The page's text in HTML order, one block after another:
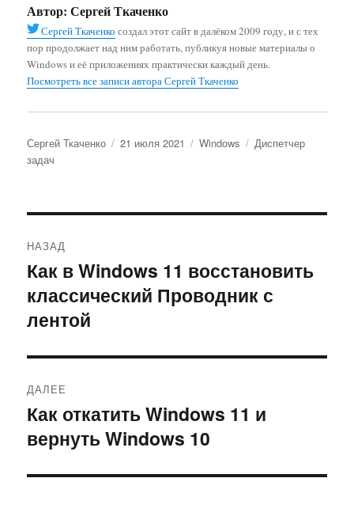
Автор: Сергей Ткаченко
Сергей Ткаченко создал этот сайт в далёком 2009 году, и с тех
пор продолжает над ним работать, публикуя новые материалы о
Windows и её приложениях практически каждый день.
Посмотреть все записи автора Сергей Ткаченко
Автор
Сергей Ткаченко Опубликовано
21 июля 2021 Рубрики
Windows Метки
Диспетчер
задач
по
записям
НАЗАД
Предыдущая
запись:
Как в Windows 11 восстановить
классический Проводник с
лентой
ДАЛЕЕ
Следующая
запись:
Как откатить Windows 11 и
вернуть Windows 10